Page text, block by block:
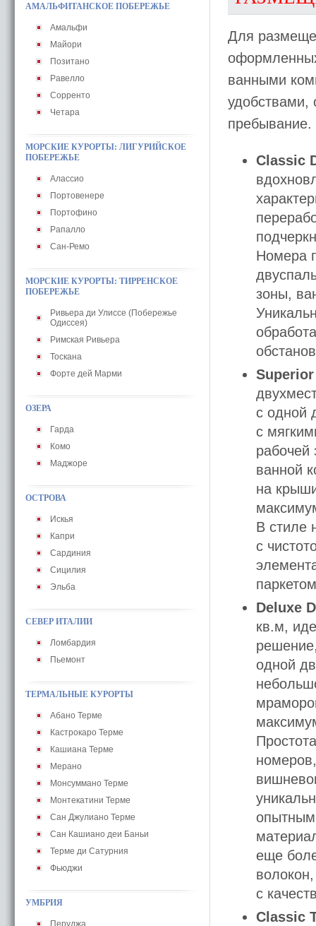
АМАЛЬФИТАНСКОЕ ПОБЕРЕЖЬЕ
Амальфи
Майори
Позитано
Равелло
Сорренто
Четара
МОРСКИЕ КУРОРТЫ: ЛИГУРИЙСКОЕ
ПОБЕРЕЖЬЕ
Алассио
Портовенере
Портофино
Рапалло
Сан-Ремо
МОРСКИЕ КУРОРТЫ: ТИРРЕНСКОЕ
ПОБЕРЕЖЬЕ
Ривьера ди Улиссе (Побережье
Одиссея)
Римская Ривьера
Тоскана
Форте дей Марми
ОЗЕРА
Гарда
Комо
Маджоре
ОСТРОВА
Искья
Капри
Сардиния
Сицилия
Эльба
СЕВЕР ИТАЛИИ
Ломбардия
Пьемонт
ТЕРМАЛЬНЫЕ КУРОРТЫ
Абано Терме
Кастрокаро Терме
Кашиана Терме
Мерано
Монсуммано Терме
Монтекатини Терме
Сан Джулиано Терме
Сан Кашиано деи Баньи
Терме ди Сатурния
Фьюджи
УМБРИЯ
Перуджа
Для
ванными
удобствами,
Classic
Номера
зоны,
с одной
с
рабочей
ванной
на
В стиле
с
Deluxe
кв.м,
одной
еще
с
Classic